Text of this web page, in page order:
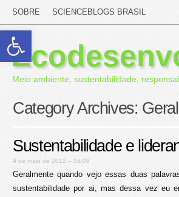
Abrir a barra de
SOBRE SCIENCEBLOGS BRASIL
Meio ambiente, sustentabilidade,
Category Archives: Geral
Sustentabilidade e
9 de maio de 2012 – 16:09
Geralmente quando vejo essas duas
sustentabilidade por ai, mas dessa vez eu